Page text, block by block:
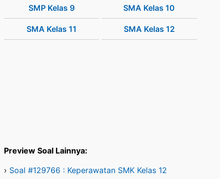
SMP Kelas 9 SMA Kelas 10
SMA Kelas 11 SMA Kelas 12
Preview Soal Lainnya:
› Soal #129766 : Keperawatan SMK Kelas 12